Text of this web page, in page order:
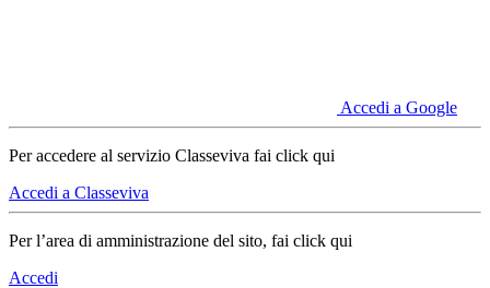
Accedi a Google
Per accedere al servizio Classeviva fai click qui
Accedi a Classeviva
Per l’area di amministrazione del sito, fai click qui
Accedi